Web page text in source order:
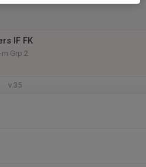
IF FK
Grp.2
v.35